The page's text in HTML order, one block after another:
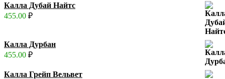
Калла Дубай Найтс
455.00 ₽
Калла Дурбан
455.00 ₽
Калла Грейп Вельвет